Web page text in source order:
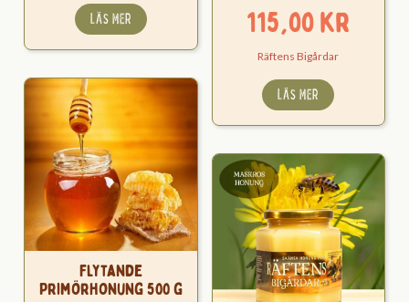
LÄS MER 115,00kr
Räftens Bigårdar
LÄS MER
Flytande
Primörhonung 500 g